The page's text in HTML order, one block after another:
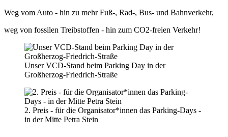
Weg vom Auto - hin zu mehr Fuß-, Rad-, Bus- und Bahnverkehr,
weg von fossilen Treibstoffen - hin zum CO2-freien Verkehr!
Unser VCD-Stand beim Parking Day in der
Großherzog-Friedrich-Straße
2. Preis - für die Organisator*innen das Parking-Days -
in der Mitte Petra Stein